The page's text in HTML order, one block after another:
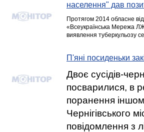
населення" дав
Протягом 2014 обласне
«Всеукраїнська Мережа
виявлення туберкульозу
П'яні посиденьки
Двоє сусідів-
посварилися, в
поранення
Чернігівського
повідомлення з